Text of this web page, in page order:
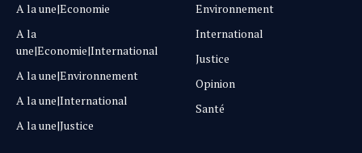
A la une|Economie
A la
une|Economie|International
A la une|Environnement
A la une|International
A la une|Justice
Environnement
International
Justice
Opinion
Santé